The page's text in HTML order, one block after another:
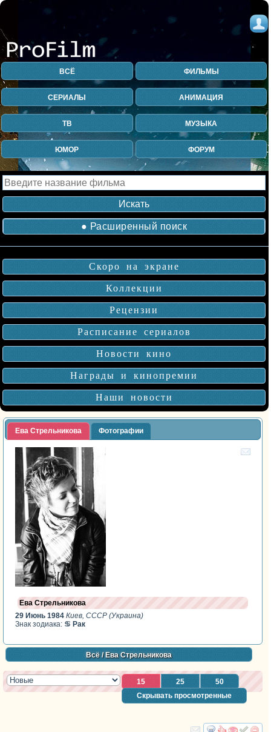
ВСЁ ФИЛЬМЫ
СЕРИАЛЫ АНИМАЦИЯ
ТВ МУЗЫКА
ЮМОР ФОРУМ
● Расширенный поиск
Скоро на экране
Коллекции
Рецензии
Расписание сериалов
Новости кино
Награды и кинопремии
Наши новости
Ева Стрельникова Фотографии
Ева Стрельникова
29 Июнь 1984Киев, СССР (Украина)
Знак зодиака: ♋ Рак
Всё/ Ева Стрельникова
15 25
50
Скрывать просмотренные